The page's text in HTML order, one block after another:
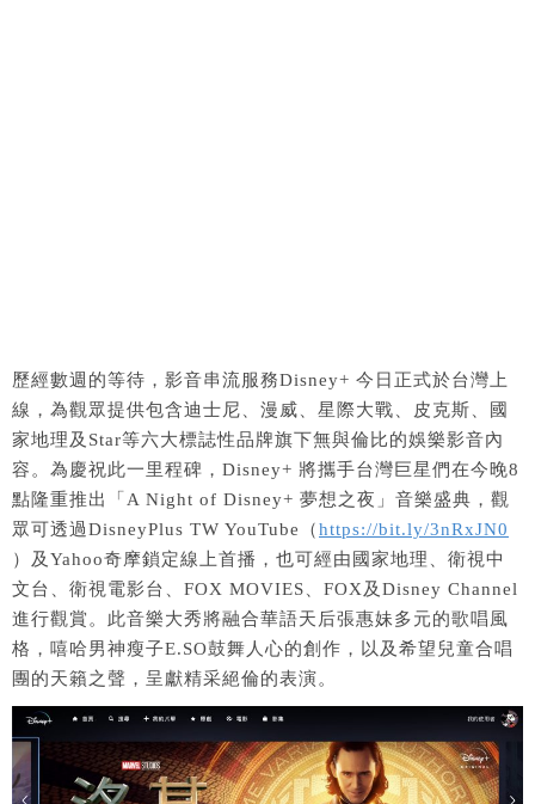
歷經數週的等待，影音串流服務Disney+ 今日正式於台灣上
線，為觀眾提供包含迪士尼、漫威、星際大戰、皮克斯、國
家地理及Star等六大標誌性品牌旗下無與倫比的娛樂影音內
容。為慶祝此一里程碑，Disney+ 將攜手台灣巨星們在今晚8
點隆重推出「A Night of Disney+ 夢想之夜」音樂盛典，觀
眾可透過DisneyPlus TW YouTube（https://bit.ly/3nRxJN0
）及Yahoo奇摩鎖定線上首播，也可經由國家地理、衛視中
文台、衛視電影台、FOX MOVIES、FOX及Disney Channel
進行觀賞。此音樂大秀將融合華語天后張惠妹多元的歌唱風
格，嘻哈男神瘦子E.SO鼓舞人心的創作，以及希望兒童合唱
團的天籟之聲，呈獻精采絕倫的表演。